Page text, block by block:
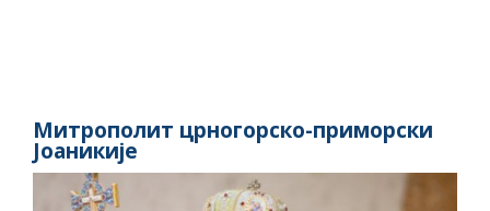
Митрополит црногорско-приморски
Јоаникије